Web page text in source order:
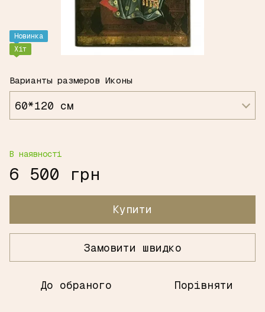
Новинка
Хіт
Варианты размеров Иконы
60*120 см
В наявності
6 500 грн
Купити
Замовити швидко
До обраного Порівняти